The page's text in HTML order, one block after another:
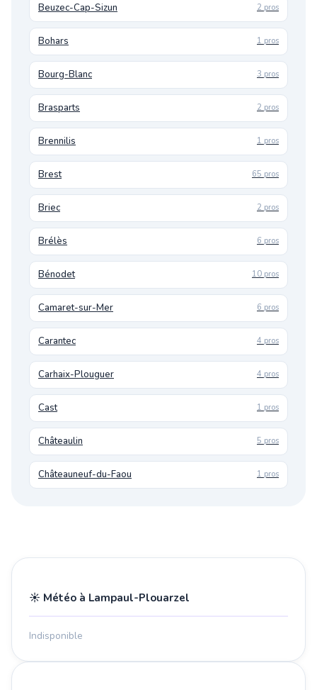
Beuzec-Cap-Sizun 2 pros
Bohars 1 pros
Bourg-Blanc 3 pros
Brasparts 2 pros
Brennilis 1 pros
Brest 65 pros
Briec 2 pros
Brélès 6 pros
Bénodet 10 pros
Camaret-sur-Mer 6 pros
Carantec 4 pros
Carhaix-Plouguer 4 pros
Cast 1 pros
Châteaulin 5 pros
Châteauneuf-du-Faou 1 pros
☀️ Météo à Lampaul-Plouarzel
Indisponible